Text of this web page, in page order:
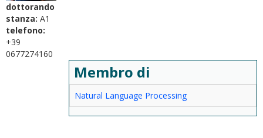
dottorando
stanza: A1
telefono:
+39
0677274160
Membro di
Natural Language Processing